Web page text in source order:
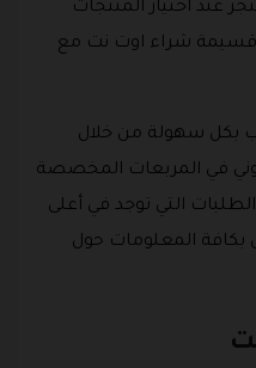
عند اختيار المنتجات
قسيمة شراء اوت نت مع
بكل سهولة من خلال
في المربعات المخصصة
التي توجد في أعلى
بكافة المعلومات حول